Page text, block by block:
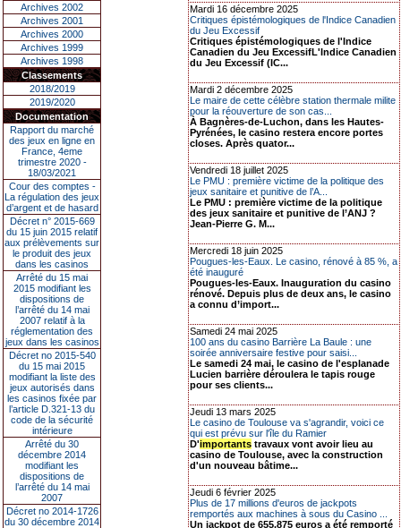
Archives 2002
Archives 2001
Archives 2000
Archives 1999
Archives 1998
Classements
2018/2019
2019/2020
Documentation
Rapport du marché
des jeux en ligne en
France, 4eme
trimestre 2020 -
18/03/2021
Cour des comptes -
La régulation des jeux
d’argent et de hasard
Décret n° 2015-669
du 15 juin 2015 relatif
aux prélèvements sur
le produit des jeux
dans les casinos
Arrêté du 15 mai
2015 modifiant les
dispositions de
l’arrêté du 14 mai
2007 relatif à la
réglementation des
jeux dans les casinos
Décret no 2015-540
du 15 mai 2015
modifiant la liste des
jeux autorisés dans
les casinos fixée par
l’article D.321-13 du
code de la sécurité
intérieure
Arrêté du 30
décembre 2014
modifiant les
dispositions de
l’arrêté du 14 mai
2007
Décret no 2014-1726
du 30 décembre 2014
Mardi 16 décembre 2025
Critiques épistémologiques de l'Indice Canadien
du Jeu Excessif
Critiques épistémologiques de l'Indice
Canadien du Jeu ExcessifL'Indice Canadien
du Jeu Excessif (IC...
Mardi 2 décembre 2025
Le maire de cette célèbre station thermale milite
pour la réouverture de son cas...
À Bagnères-de-Luchon, dans les Hautes-
Pyrénées, le casino restera encore portes
closes. Après quator...
Vendredi 18 juillet 2025
Le PMU : première victime de la politique des
jeux sanitaire et punitive de l’A...
Le PMU : première victime de la politique
des jeux sanitaire et punitive de l’ANJ ?
Jean-Pierre G. M...
Mercredi 18 juin 2025
Pougues-les-Eaux. Le casino, rénové à 85 %, a
été inauguré
Pougues-les-Eaux. Inauguration du casino
rénové. Depuis plus de deux ans, le casino
a connu d’import...
Samedi 24 mai 2025
100 ans du casino Barrière La Baule : une
soirée anniversaire festive pour saisi...
Le samedi 24 mai, le casino de l'esplanade
Lucien barrière déroulera le tapis rouge
pour ses clients...
Jeudi 13 mars 2025
Le casino de Toulouse va s'agrandir, voici ce
qui est prévu sur l'île du Ramier
D'importants travaux vont avoir lieu au
casino de Toulouse, avec la construction
d'un nouveau bâtime...
Jeudi 6 février 2025
Plus de 17 millions d'euros de jackpots
remportés aux machines à sous du Casino ...
Un jackpot de 655.875 euros a été remporté